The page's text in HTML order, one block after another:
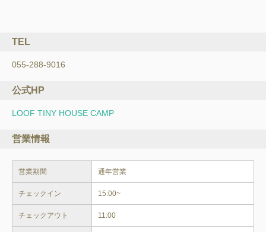
TEL
055-288-9016
公式HP
LOOF TINY HOUSE CAMP
営業情報
営業期間 通年営業
チェックイン 15:00~
チェックアウト 11:00